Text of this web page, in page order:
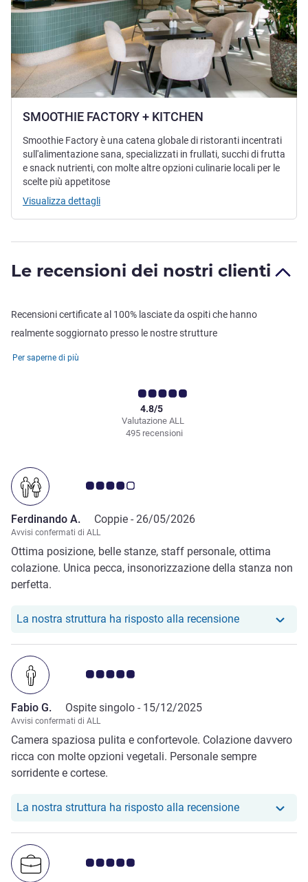
SMOOTHIE FACTORY + KITCHEN
Smoothie Factory è una catena globale di ristoranti incentrati
sull'alimentazione sana, specializzati in frullati, succhi di frutta
e snack nutrienti, con molte altre opzioni culinarie locali per le
scelte più appetitose
Visualizza dettagli
Le recensioni dei nostri clienti
Recensioni certificate al 100% lasciate da ospiti che hanno
realmente soggiornato presso le nostre strutture
Per saperne di più
Valutazione ALL
4.8/5
495 recensioni
Giudizio clienti 4.0/5
Ferdinando A. Coppie - 26/05/2026
Avvisi confermati di ALL
Ottima posizione, belle stanze, staff personale, ottima
colazione. Unica pecca, insonorizzazione della stanza non
perfetta.
La nostra struttura ha risposto alla recensioneIl nostro hotel
Giudizio clienti 5.0/5
Fabio G. Ospite singolo - 15/12/2025
Avvisi confermati di ALL
Camera spaziosa pulita e confortevole. Colazione davvero
ricca con molte opzioni vegetali. Personale sempre
sorridente e cortese.
La nostra struttura ha risposto alla recensioneIl nostro hotel
Giudizio clienti 5.0/5